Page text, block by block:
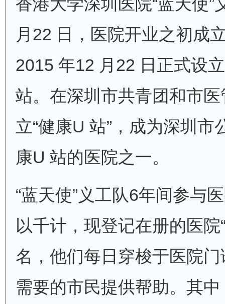
月22 日，医院开业之初成
2015 年12 月22 日正式设
站。在深圳市共青团和市
立“健康U 站”，成为深圳
康U 站的医院之一。
“蓝天使”义工队6年间参与
以千计，现登记在册的医院
名，他们每日穿梭于医院
需要的市民提供帮助。其